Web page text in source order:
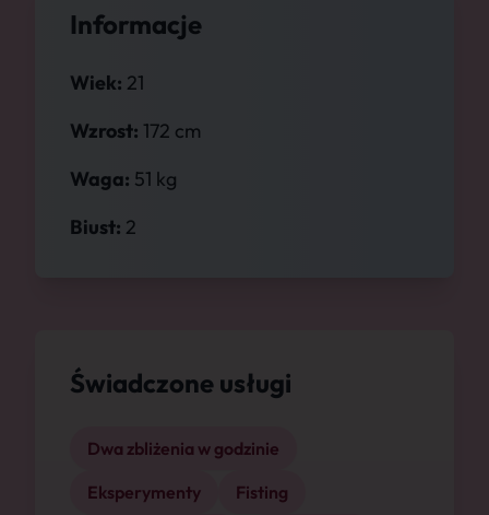
Informacje
Wiek: 21
Wzrost: 172 cm
Waga: 51 kg
Biust: 2
Świadczone usługi
Dwa zbliżenia w godzinie
Eksperymenty
Fisting